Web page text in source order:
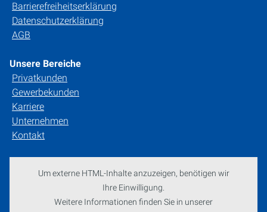
Barrierefreiheitserklärung
Datenschutzerklärung
AGB
Unsere Bereiche
Privatkunden
Gewerbekunden
Karriere
Unternehmen
Kontakt
Um externe HTML-Inhalte anzuzeigen, benötigen wir
Ihre Einwilligung.
Weitere Informationen finden Sie in unserer